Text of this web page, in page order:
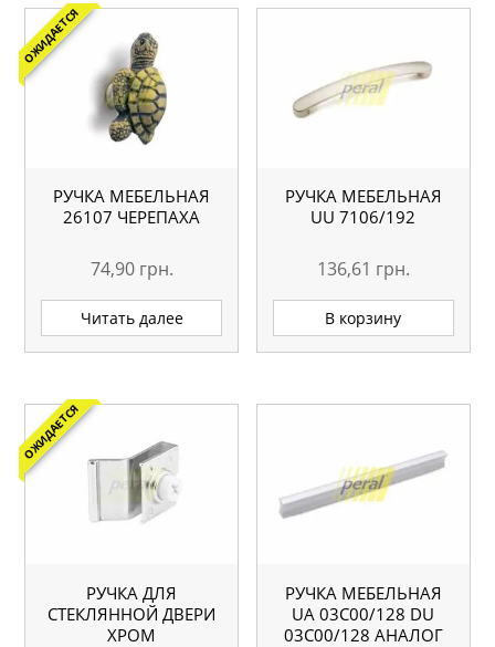
ОЖИДАЕТСЯ
РУЧКА МЕБЕЛЬНАЯ
26107 ЧЕРЕПАХА
74,90 грн.
Читать далее
РУЧКА МЕБЕЛЬНАЯ
UU 7106/192
136,61 грн.
В корзину
ОЖИДАЕТСЯ
РУЧКА ДЛЯ
СТЕКЛЯННОЙ ДВЕРИ
ХРОМ
РУЧКА МЕБЕЛЬНАЯ
UA 03С00/128 DU
03С00/128 АНАЛОГ